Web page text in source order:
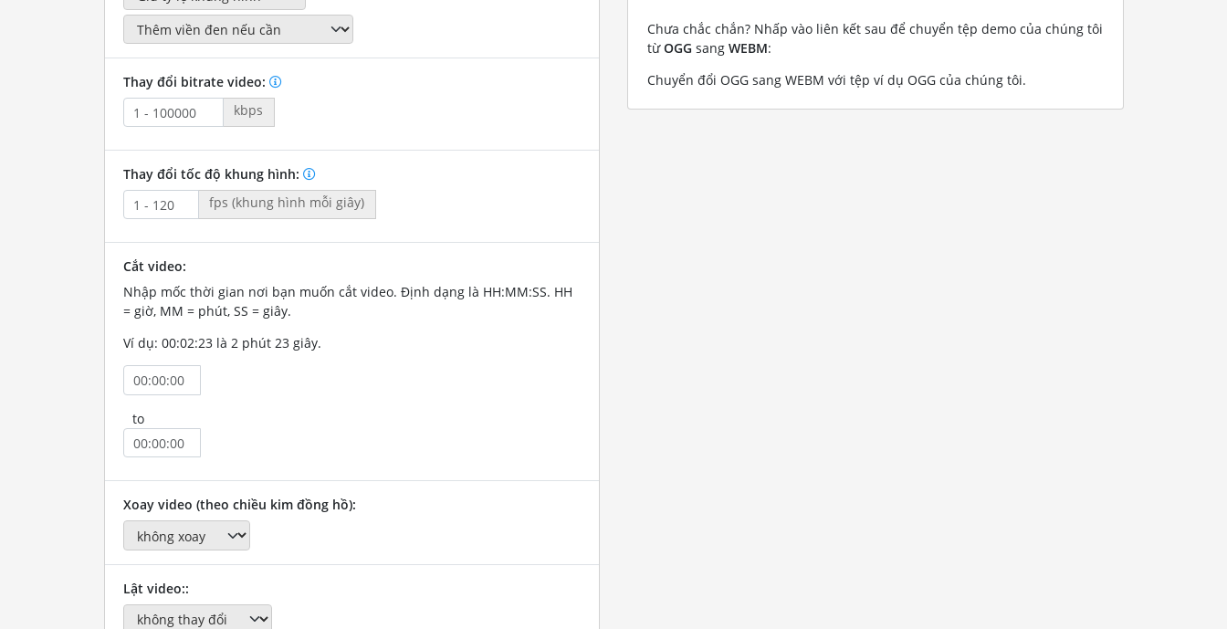
Thay đổi bitrate video:
kbps
Thay đổi tốc độ khung hình:
fps (khung hình mỗi giây)
Cắt video:
Nhập mốc thời gian nơi bạn muốn cắt video. Định dạng là HH:MM:SS. HH
= giờ, MM = phút, SS = giây.
Ví dụ: 00:02:23 là 2 phút 23 giây.
to
Xoay video (theo chiều kim đồng hồ):
Lật video::
Chưa chắc chắn? Nhấp vào liên kết sau để chuyển tệp demo của chúng tôi
từOGG sang WEBM:
Chuyển đổi OGG sang WEBM với tệp ví dụ OGG của chúng tôi.